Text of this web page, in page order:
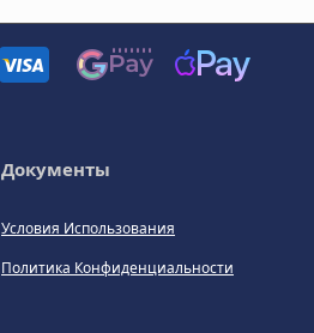
Документы
Условия Использования
Политика Конфиденциальности